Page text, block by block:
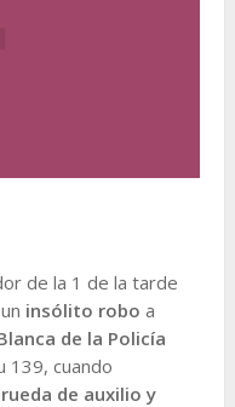
de la 1 de la tarde
insólito robo a
de la Policía
139, cuando
de auxilio y